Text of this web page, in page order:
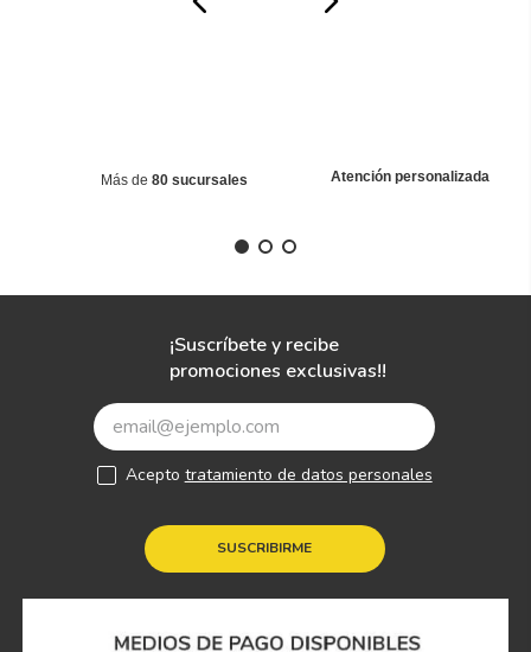
Más de 80 sucursales Atención personalizada
¡Suscríbete y recibe
promociones exclusivas!!
SUSCRIBIRME
Acepto tratamiento de datos personales